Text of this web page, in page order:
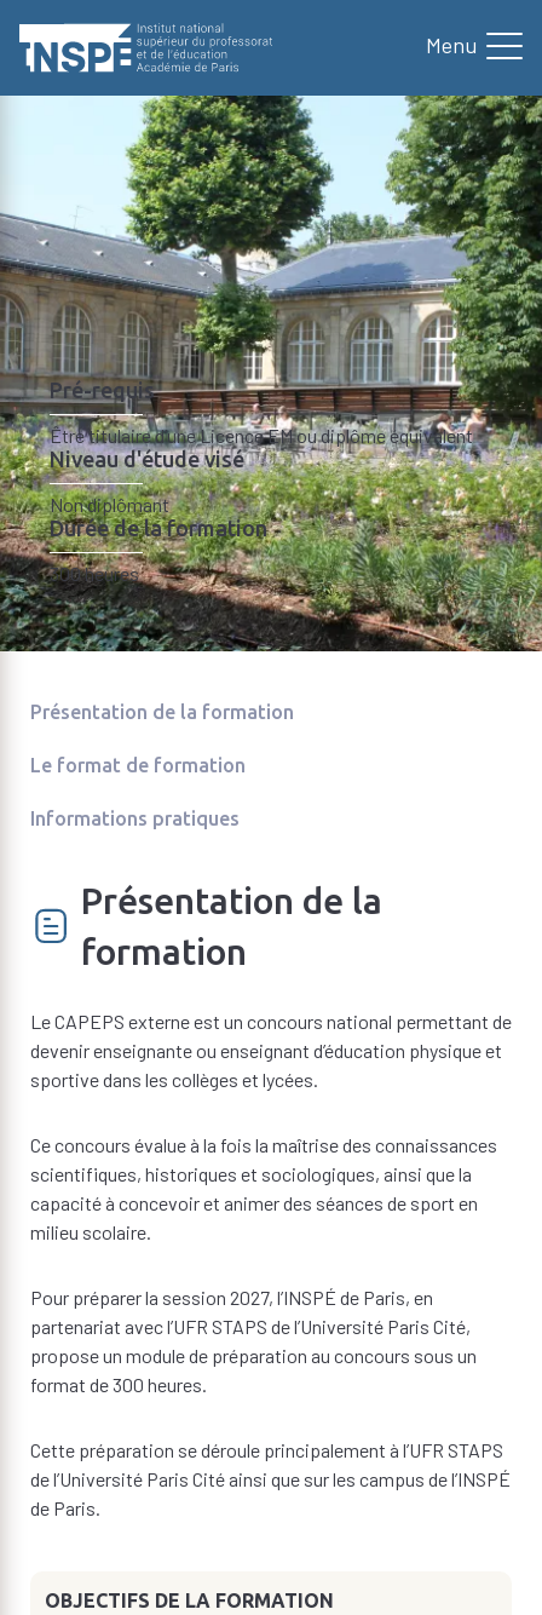
contenu
principal
d'Ariane
Formation Nos formations Module de préparation
Module de préparation du
Certificat d'Aptitude au
Professorat d'Éducation Physique
et Sportive (CAPEPS) externe
Pré-requis
Être titulaire d’une Licence EM ou diplôme équivalent
Niveau d'étude visé
Non diplômant
Durée de la formation
300 heures
Présentation de la formation
Le format de formation
Informations pratiques
Présentation de la
formation
Le CAPEPS externe est un concours national permettant de
devenir enseignante ou enseignant d’éducation physique et
sportive dans les collèges et lycées.
Ce concours évalue à la fois la maîtrise des connaissances
scientifiques, historiques et sociologiques, ainsi que la
capacité à concevoir et animer des séances de sport en
milieu scolaire.
Pour préparer la session 2027, l’INSPÉ de Paris, en
partenariat avec l’UFR STAPS de l’Université Paris Cité,
propose un module de préparation au concours sous un
format de 300 heures.
Cette préparation se déroule principalement à l’UFR STAPS
de l’Université Paris Cité ainsi que sur les campus de l’INSPÉ
de Paris.
OBJECTIFS DE LA FORMATION